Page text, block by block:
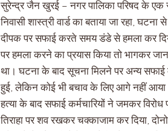
सुरेन्द्र जैन खुरई – नगर पालिका परिषद के एक
निवासी शास्त्री वार्ड का बताया जा रहा,
दीपक पर सफाई करते समय डंडे से हमला कर
पर हमला करने का प्रयास किया तो भागकर
था। घटना के बाद सूचना मिलने पर अन्य सफाई
हुई, लेकिन कोई भी बचाव के लिए आगे नहीं
हत्या के बाद सफाई कर्मचारियों ने जमकर
तिराहा पर शव रखकर चक्काजाम कर दिया,